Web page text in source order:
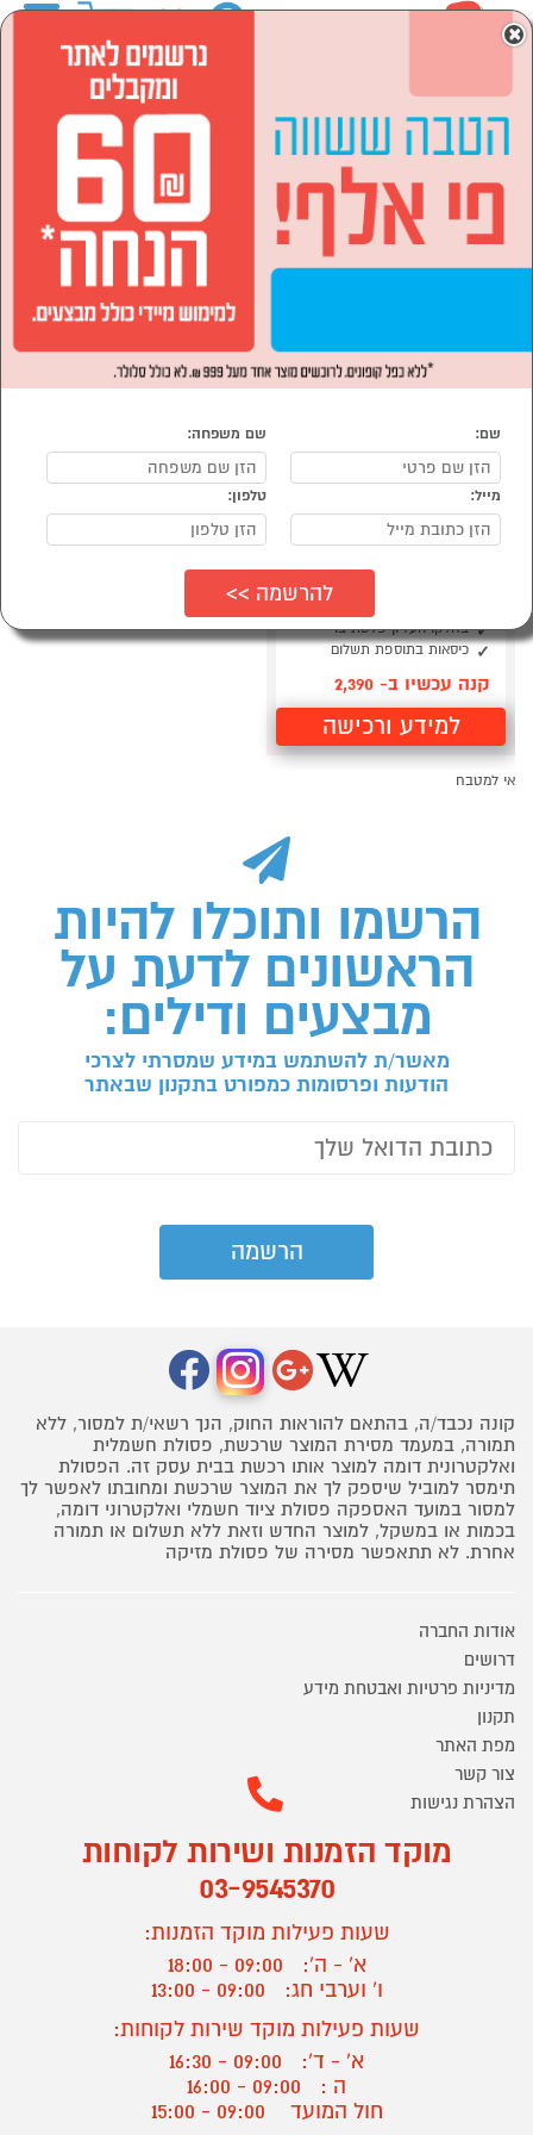
לבית ולגן
הכל למטבח
אי למטבח
אי למטבח Leonardo ליאונרדו
נמצאו 1 מוצרי אי למטבח של מוצרי Leonardo ליאונרדו
מיון: הפופולרים ביותר
סמן להשוואה
בחלקו העליון פלטת בר
כיסאות בתוספת תשלום
קנה עכשיו ב- 2,390
למידע ורכישה
אי למטבח
הרשמו ותוכלו להיות
הראשונים לדעת על
מבצעים ודילים:
מאשר/ת להשתמש במידע שמסרתי לצרכי
הודעות ופרסומות כמפורט בתקנון שבאתר
קונה נכבד/ה, בהתאם להוראות החוק, הנך רשאי/ת למסור, ללא
תמורה, במעמד מסירת המוצר שרכשת, פסולת חשמלית
ואלקטרונית דומה למוצר אותו רכשת בבית עסק זה. הפסולת
תימסר למוביל שיספק לך את המוצר שרכשת ומחובתו לאפשר לך
למסור במועד האספקה פסולת ציוד חשמלי ואלקטרוני דומה,
בכמות או במשקל, למוצר החדש וזאת ללא תשלום או תמורה
אחרת. לא תתאפשר מסירה של פסולת מזיקה
אודות החברה
דרושים
מדיניות פרטיות ואבטחת מידע
תקנון
מפת האתר
צור קשר
הצהרת נגישות
מוקד הזמנות ושירות לקוחות
03-9545370
שעות פעילות מוקד הזמנות:
א' - ה':
09:00 - 18:00
ו' וערבי חג:
09:00 - 13:00
שעות פעילות מוקד שירות לקוחות:
א' - ד':
09:00 - 16:30
ה :
09:00 - 16:00
חול המועד
×
שם: שם משפחה:
מייל: טלפון: